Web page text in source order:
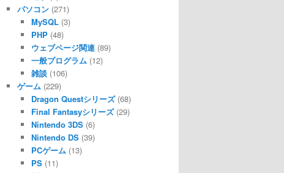
パソコン (271)
MySQL(3)
PHP(48)
ウェブページ関連(89)
一般プログラム (12)
雑談(106)
ゲーム (229)
Dragon Questシリーズ(68)
Final Fantasyシリーズ(29)
Nintendo 3DS(6)
Nintendo DS(39)
PCゲーム (13)
PS(11)